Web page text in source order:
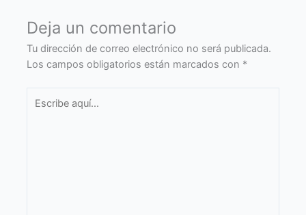
Deja un comentario
Tu dirección de correo electrónico no será publicada.
Los campos obligatorios están marcados con *
aquí...